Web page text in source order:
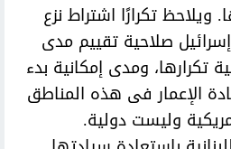
تكرارًا اشتراط نزع
صلاحية تقييم مدى
تكرارها، ومدى إمكانية بدء
الإعمار فى هذه المناطق
وليست دولية.